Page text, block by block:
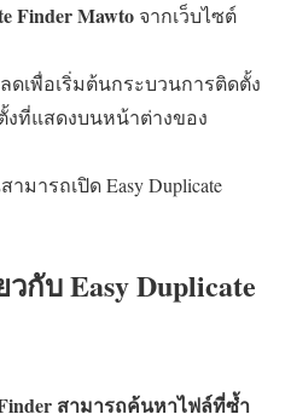
Finder Mawto จากเว็บไซต์
เพื่อเริ่มต้นกระบวนการติดตั้ง
ที่แสดงบนหน้าต่างของ
มารถเปิด Easy Duplicate
กับ Easy Duplicate
สามารถค้นหาไฟล์ที่ซ้ำ